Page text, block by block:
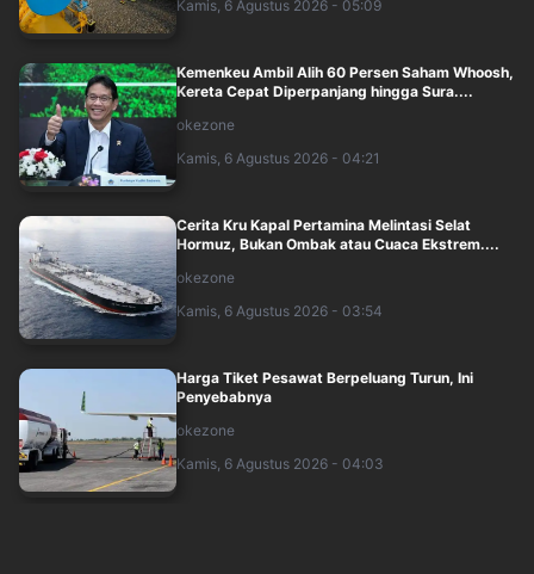
Kamis, 6 Agustus 2026 - 05:09
Kemenkeu Ambil Alih 60 Persen Saham Whoosh,
Kereta Cepat Diperpanjang hingga Sura....
okezone
Kamis, 6 Agustus 2026 - 04:21
Cerita Kru Kapal Pertamina Melintasi Selat
Hormuz, Bukan Ombak atau Cuaca Ekstrem....
okezone
Kamis, 6 Agustus 2026 - 03:54
Harga Tiket Pesawat Berpeluang Turun, Ini
Penyebabnya
okezone
Kamis, 6 Agustus 2026 - 04:03